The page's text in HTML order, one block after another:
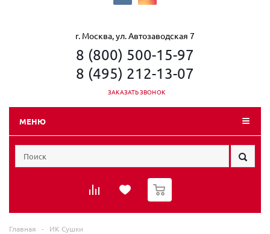
г. Москва, ул. Автозаводская 7
8 (800) 500-15-97
8 (495) 212-13-07
ЗАКАЗАТЬ ЗВОНОК
МЕНЮ
0
Главная - ИК Сушки